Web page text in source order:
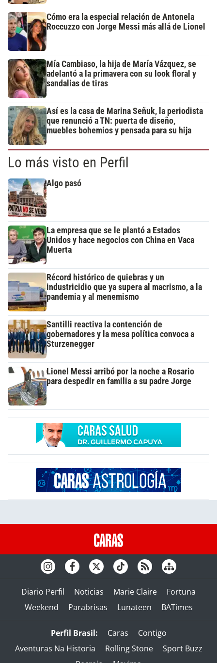
Cómo era la especial relación de Antonela
Roccuzzo con Jorge Messi más allá de Lionel
Mía Cambiaso, la hija de María Vázquez, se
adelantó a la primavera con su look floral y
sandalias de tiras
Así es la casa de Marina Señuk, la periodista
que renunció a TN: puerta de diseño,
muebles bohemios y pensada para su hija
Lo más visto en Perfil
Algo pasó
La empresa que se le plantó a Estados
Unidos y hace negocios con China en Vaca
Muerta
Récord histórico de quiebras y un
industricidio que ya supera al macrismo, a la
pandemia y al menemismo
Santilli reactiva la contención de
gobernadores y la mesa política convoca a
Sturzenegger
Lionel Messi arribó por la noche a Rosario
para despedir en familia a su padre Jorge
Diario Perfil Noticias Marie Claire
Fortuna
Weekend
Parabrisas Lunateen BATimes
Perfil Brasil: Caras
Contigo
Aventuras Na Historia
Rolling Stone
Sport Buzz